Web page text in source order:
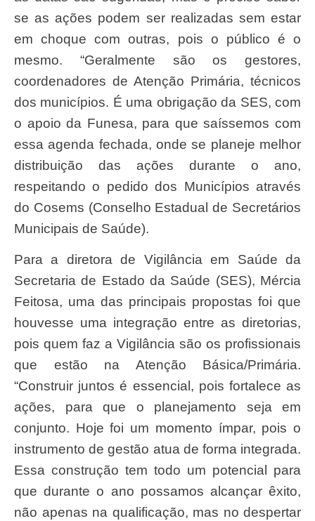
se as ações podem ser realizadas sem estar
em choque com outras, pois o público é o
mesmo. “Geralmente são os gestores,
coordenadores de Atenção Primária, técnicos
dos municípios. É uma obrigação da SES, com
o apoio da Funesa, para que saíssemos com
essa agenda fechada, onde se planeje melhor
distribuição das ações durante o ano,
respeitando o pedido dos Municípios através
do Cosems (Conselho Estadual de Secretários
Municipais de Saúde).
Para a diretora de Vigilância em Saúde da
Secretaria de Estado da Saúde (SES), Mércia
Feitosa, uma das principais propostas foi que
houvesse uma integração entre as diretorias,
pois quem faz a Vigilância são os profissionais
que estão na Atenção Básica/Primária.
“Construir juntos é essencial, pois fortalece as
ações, para que o planejamento seja em
conjunto. Hoje foi um momento ímpar, pois o
instrumento de gestão atua de forma integrada.
Essa construção tem todo um potencial para
que durante o ano possamos alcançar êxito,
não apenas na qualificação, mas no despertar